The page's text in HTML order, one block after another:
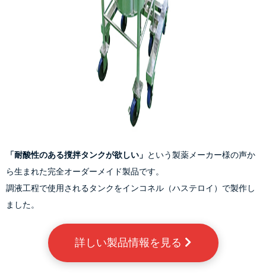
「耐酸性のある撹拌タンクが欲しい」 という製薬メーカー様の声か
ら生まれた完全オーダーメイド製品です。
調液工程で使用されるタンクをインコネル（ハステロイ）で製作し
ました。
詳しい製品情報を見る